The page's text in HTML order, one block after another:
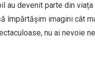
au devenit parte din
împărtășim imagini cât
nu ai nevoie